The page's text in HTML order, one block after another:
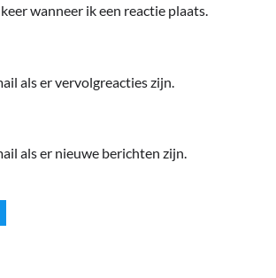
wanneer ik een reactie plaats.
als er vervolgreacties zijn.
als er nieuwe berichten zijn.